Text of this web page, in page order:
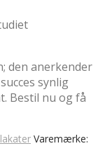
den anerkender
synlig
Bestil nu og få
Varemærke: